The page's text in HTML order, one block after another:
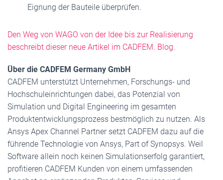
Eignung der Bauteile überprüfen.
Den Weg von WAGO von der Idee bis zur Realisierung
beschreibt dieser neue Artikel im CADFEM. Blog.
Über die CADFEM Germany GmbH
CADFEM unterstützt Unternehmen, Forschungs- und
Hochschuleinrichtungen dabei, das Potenzial von
Simulation und Digital Engineering im gesamten
Produktentwicklungsprozess bestmöglich zu nutzen. Als
Ansys Apex Channel Partner setzt CADFEM dazu auf die
führende Technologie von Ansys, Part of Synopsys. Weil
Software allein noch keinen Simulationserfolg garantiert,
profitieren CADFEM Kunden von einem umfassenden